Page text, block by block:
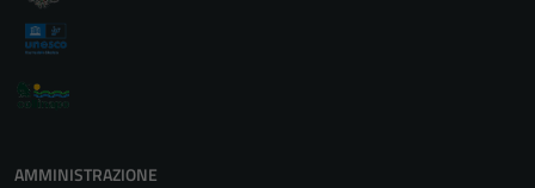
AMMINISTRAZIONE